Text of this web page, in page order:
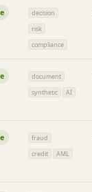
decision
risk
compliance
document
synthetic
AI
fraud
credit
AML